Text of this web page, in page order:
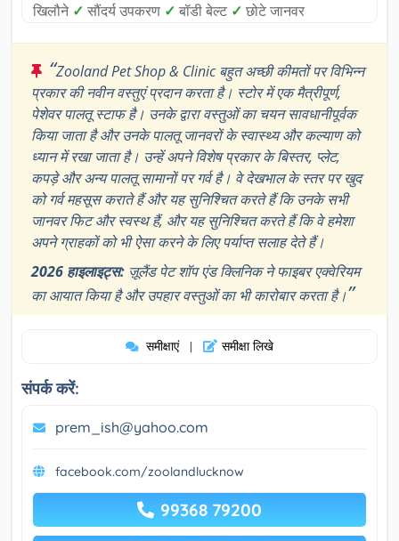
खिलौने ✓ सौंदर्य उपकरण ✓ बॉडी बेल्ट ✓ छोटे जानवर
“Zooland Pet Shop & Clinic बहुत अच्छी कीमतों पर विभिन्न
प्रकार की नवीन वस्तुएं प्रदान करता है। स्टोर में एक मैत्रीपूर्ण,
पेशेवर पालतू स्टाफ है। उनके द्वारा वस्तुओं का चयन सावधानीपूर्वक
किया जाता है और उनके पालतू जानवरों के स्वास्थ्य और कल्याण को
ध्यान में रखा जाता है। उन्हें अपने विशेष प्रकार के बिस्तर, प्लेट,
कपड़े और अन्य पालतू सामानों पर गर्व है। वे देखभाल के स्तर पर खुद
को गर्व महसूस कराते हैं और यह सुनिश्चित करते हैं कि उनके सभी
जानवर फिट और स्वस्थ हैं, और यह सुनिश्चित करते हैं कि वे हमेशा
अपने ग्राहकों को भी ऐसा करने के लिए पर्याप्त सलाह देते हैं।
2026 हाइलाइट्स: ज़ूलैंड पेट शॉप एंड क्लिनिक ने फाइबर एक्वेरियम
का आयात किया है और उपहार वस्तुओं का भी कारोबार करता है।”
समीक्षाएं | समीक्षा लिखे
संपर्क करें:
prem_ish@yahoo.com
facebook.com/zoolandlucknow
99368 79200